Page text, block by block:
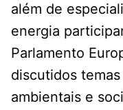
além de
energia
Parlamento
discutidos
ambientais e